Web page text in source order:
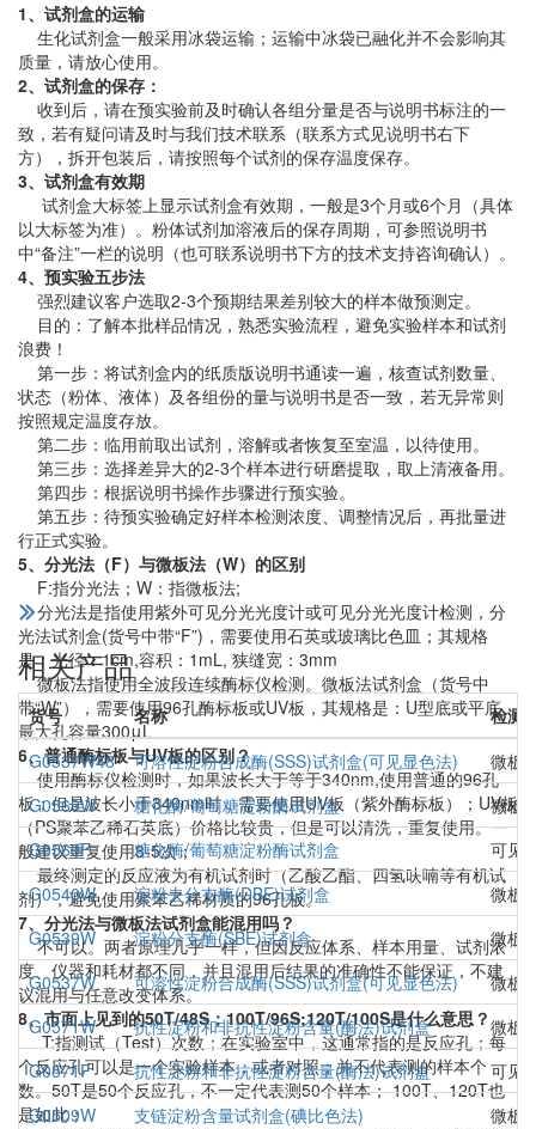
1、试剂盒的运输
生化试剂盒一般采用冰袋运输；运输中冰袋已融化并不会影响其
质量，请放心使用。
2、试剂盒的保存：
收到后，请在预实验前及时确认各组分量是否与说明书标注的一
致，若有疑问请及时与我们技术联系（联系方式见说明书右下
方），拆开包装后，请按照每个试剂的保存温度保存。
3、试剂盒有效期
试剂盒大标签上显示试剂盒有效期，一般是3个月或6个月（具体
以大标签为准）。粉体试剂加溶液后的保存周期，可参照说明书
中“备注”一栏的说明（也可联系说明书下方的技术支持咨询确认）。
4、预实验五步法
强烈建议客户选取2-3个预期结果差别较大的样本做预测定。
目的：了解本批样品情况，熟悉实验流程，避免实验样本和试剂
浪费！
第一步：将试剂盒内的纸质版说明书通读一遍，核查试剂数量、
状态（粉体、液体）及各组份的量与说明书是否一致，若无异常则
按照规定温度存放。
第二步：临用前取出试剂，溶解或者恢复至室温，以待使用。
第三步：选择差异大的2-3个样本进行研磨提取，取上清液备用。
第四步：根据说明书操作步骤进行预实验。
第五步：待预实验确定好样本检测浓度、调整情况后，再批量进
行正式实验。
5、分光法（F）与微板法（W）的区别
F:指分光法；W：指微板法;
分光法是指使用紫外可见分光光度计或可见分光光度计检测，分
光法试剂盒(货号中带“F”)，需要使用石英或玻璃比色皿；其规格
是：光径：1cm,容积：1mL, 狭缝宽：3mm
微板法指使用全波段连续酶标仪检测。微板法试剂盒（货号中
带“W”），需要使用96孔酶标板或UV板，其规格是：U型底或平底、
最大孔容量300μL
6、普通酶标板与UV板的区别？
使用酶标仪检测时，如果波长大于等于340nm,使用普通的96孔
板；但是波长小于340nm时，需要使用UV板（紫外酶标板）；UV板
（PS聚苯乙稀石英底）价格比较贵，但是可以清洗，重复使用。一
般建议重复使用3-5次；
最终测定的反应液为有机试剂时（乙酸乙酯、四氢呋喃等有机试
剂），避免使用聚苯乙稀材质的96孔板。
7、分光法与微板法试剂盒能混用吗？
不可以。两者原理几乎一样，但因反应体系、样本用量、试剂浓
度、仪器和耗材都不同，并且混用后结果的准确性不能保证，不建
议混用与任意改变体系。
8、市面上见到的50T/48S；100T/96S;120T/100S是什么意思？
T:指测试（Test）次数；在实验室中，这通常指的是反应孔；每
个反应孔可以是一个实验样本，或者对照；并不代表测的样本个
数。50T是50个反应孔，不一定代表测50个样本； 100T、120T也
是如此；
相关产品
货号 名称
检测
G0537W48
可溶性淀粉合成酶(SSS)试剂盒(可见显色法)
微板
G0569W
糖化酶/葡萄糖淀粉酶试剂盒
微板
G0569F
糖化酶/葡萄糖淀粉酶试剂盒
可见
G0540W
淀粉去分支酶(DBE)试剂盒
微板
G0539W
淀粉分支酶(SBE)试剂盒
微板
G0537W
可溶性淀粉合成酶(SSS)试剂盒(可见显色法)
微板
G0571W
抗性淀粉和非抗性淀粉含量(酶法)试剂盒
微板
G0571F
抗性淀粉和非抗性淀粉含量(酶法)试剂盒
可见
G0509W
支链淀粉含量试剂盒(碘比色法)
微板